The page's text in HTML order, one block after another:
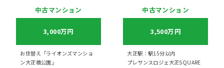
中古マンション
3,000万円
お住替え「ライオンズマンショ
ン大正橋公園」
中古マンション
3,500万円
大正駅：駅15分以内
プレサンスロジェ大正SQUARE